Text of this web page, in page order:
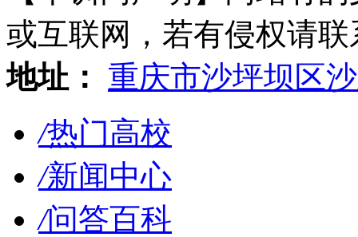
或互联网，若有侵权请联
地址：
重庆市沙坪坝区
/热门高校
/新闻中心
/问答百科